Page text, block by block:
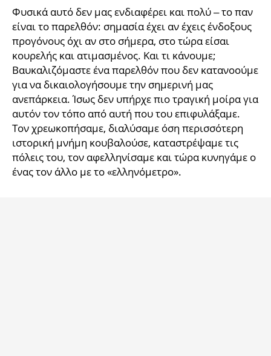
Φυσικά αυτό δεν μας ενδιαφέρει και πολύ – το παν
είναι το παρελθόν: σημασία έχει αν έχεις ένδοξους
προγόνους όχι αν στο σήμερα, στο τώρα είσαι
κουρελής και ατιμασμένος. Και τι κάνουμε;
Βαυκαλιζόμαστε ένα παρελθόν που δεν κατανοούμε
για να δικαιολογήσουμε την σημερινή μας
ανεπάρκεια. Ίσως δεν υπήρχε πιο τραγική μοίρα για
αυτόν τον τόπο από αυτή που του επιφυλάξαμε.
Τον χρεωκοπήσαμε, διαλύσαμε όση περισσότερη
ιστορική μνήμη κουβαλούσε, καταστρέψαμε τις
πόλεις του, τον αφελληνίσαμε και τώρα κυνηγάμε ο
ένας τον άλλο με το «ελληνόμετρο».